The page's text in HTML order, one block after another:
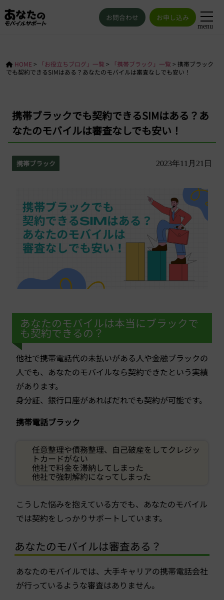
menu
お問合わせ お申し込み
HOME > 「お役立ちブログ」一覧 > 「携帯ブラック」一覧 > 携帯ブラック
でも契約できるSIMはある？あなたのモバイルは審査なしでも安い！
携帯ブラックでも契約できるSIMはある？あ
なたのモバイルは審査なしでも安い！
携帯ブラック 2023年11月21日
あなたのモバイルは本当にブラックで
も契約できるの？
他社で携帯電話代の未払いがある人や金融ブラックの
人でも、あなたのモバイルなら契約できたという実績
があります。
身分証、銀行口座があればだれでも契約が可能です。
携帯電話ブラック
任意整理や債務整理、自己破産をしてクレジッ
トカードがない
他社で料金を滞納してしまった
他社で強制解約になってしまった
こうした悩みを抱えている方でも、あなたのモバイル
では契約をしっかりサポートしています。
あなたのモバイルは審査ある？
あなたのモバイルでは、大手キャリアの携帯電話会社
が行っているような審査はありません。